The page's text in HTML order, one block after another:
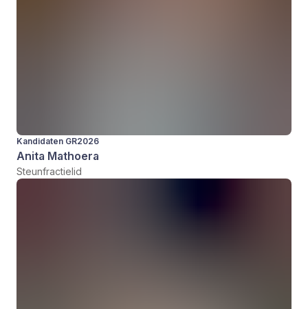
Kandidaten GR2026
Anita Mathoera
Steunfractielid